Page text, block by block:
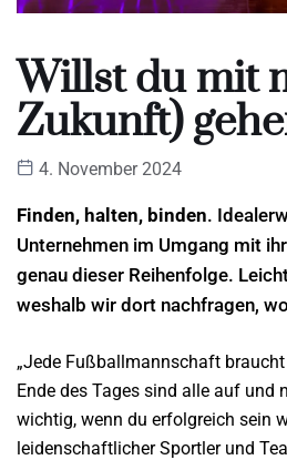
Willst du mit
Zukunft)
4. November 2024
Finden, halten, binden.
Unternehmen im Umgang mit
genau dieser Reihenfolge.
weshalb wir dort nachfragen,
„Jede Fußballmannschaft
Ende des Tages sind alle auf und
wichtig, wenn du erfolgreich sein
leidenschaftlicher Sportler und